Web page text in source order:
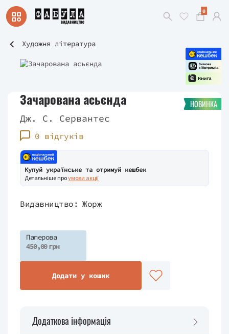
0
Художня література
НОВИНКА
Зачарована асьєнда
Дж. С. Сервантес
0 відгуків
Купуй українське та отримуй кешбек
Детальніше проумови акції
Видавництво: Жорж
Паперова
450,00 грн
Додати у кошик
Додаткова інформація